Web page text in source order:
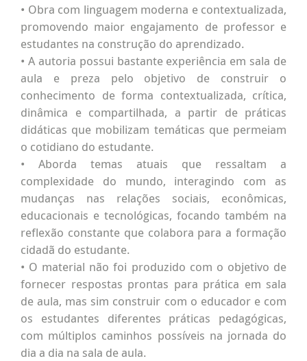
• Obra com linguagem moderna e contextualizada,
promovendo maior engajamento de professor e
estudantes na construção do aprendizado.
• A autoria possui bastante experiência em sala de
aula e preza pelo objetivo de construir o
conhecimento de forma contextualizada, crítica,
dinâmica e compartilhada, a partir de práticas
didáticas que mobilizam temáticas que permeiam
o cotidiano do estudante.
• Aborda temas atuais que ressaltam a
complexidade do mundo, interagindo com as
mudanças nas relações sociais, econômicas,
educacionais e tecnológicas, focando também na
reflexão constante que colabora para a formação
cidadã do estudante.
• O material não foi produzido com o objetivo de
fornecer respostas prontas para prática em sala
de aula, mas sim construir com o educador e com
os estudantes diferentes práticas pedagógicas,
com múltiplos caminhos possíveis na jornada do
dia a dia na sala de aula.